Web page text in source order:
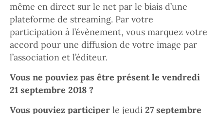
même en direct sur le net par le biais d’une
plateforme de streaming. Par votre
participation à l’évènement, vous marquez votre
accord pour une diffusion de votre image par
l’association et l’éditeur.
Vous ne pouviez pas être présent le vendredi
21 septembre 2018 ?
Vous pouviez participer le jeudi 27 septembre